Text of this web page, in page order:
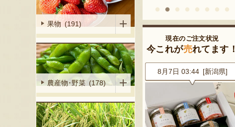
果物 (191)
農産物･野菜 (178)
現在のご注文状況
今これが売れてます！
8月7日 03:44 [新潟県] 8月7日 03:30 [新潟県]